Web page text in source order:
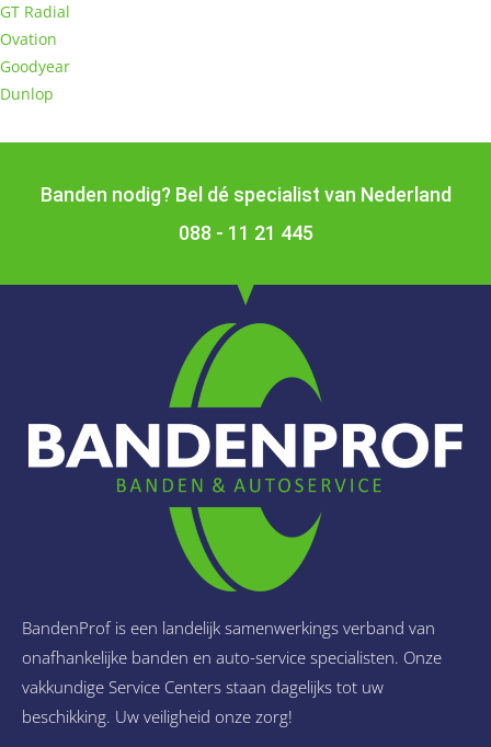
GT Radial
Ovation
Goodyear
Dunlop
Banden nodig? Bel dé specialist van Nederland
088 - 11 21 445
BandenProf is een landelijk samenwerkings verband van
onafhankelijke banden en auto-service specialisten. Onze
vakkundige Service Centers staan dagelijks tot uw
beschikking. Uw veiligheid onze zorg!